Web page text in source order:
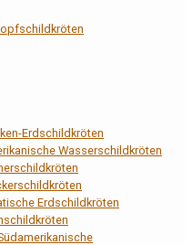
Erdschildkröten
Wasserschildkröten
Erdschildkröten